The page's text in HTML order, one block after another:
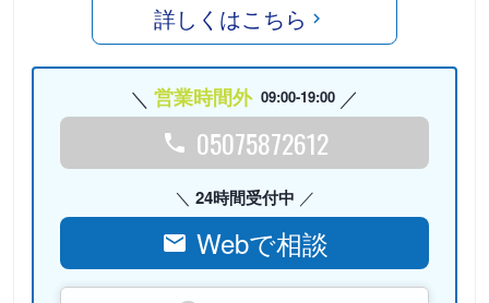
詳しくはこちら
営業時間外 09:00-19:00
05075872612
24時間受付中
Webで相談